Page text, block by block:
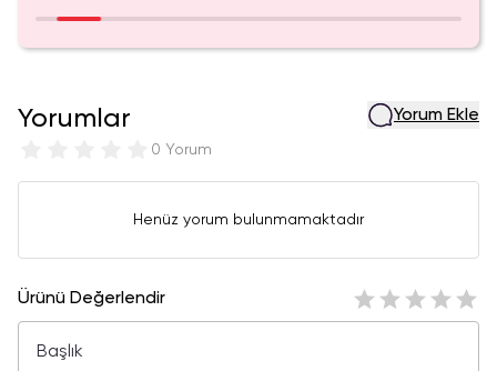
Yorumlar
0 Yorum
Yorum Ekle
Henüz yorum bulunmamaktadır
Ürünü Değerlendir